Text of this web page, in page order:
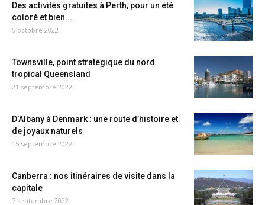
Des activités gratuites à Perth, pour un été
coloré et bien...
5 octobre 2022
Townsville, point stratégique du nord
tropical Queensland
21 septembre 2022
D’Albany à Denmark : une route d’histoire et
de joyaux naturels
15 septembre 2022
Canberra : nos itinéraires de visite dans la
capitale
7 septembre 2022